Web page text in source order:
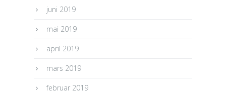
juni 2019
mai 2019
april 2019
mars 2019
februar 2019